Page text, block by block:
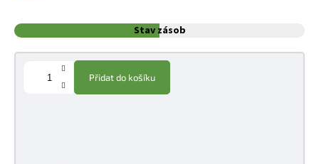
Stav zásob
Přidat do košíku